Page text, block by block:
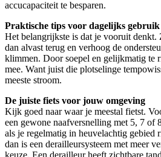
accucapaciteit te besparen.
Praktische tips voor dagelijks gebruik
Het belangrijkste is dat je vooruit denkt.
dan alvast terug en verhoog de
klimmen. Door soepel en gelijkmatig te
mee. Want juist die plotselinge
meeste stroom.
De juiste fiets voor jouw omgeving
Kijk goed naar waar je meestal fietst.
een gewone naafversnelling met 5, 7 of
als je regelmatig in heuvelachtig gebied
dan is een derailleursysteem met meer